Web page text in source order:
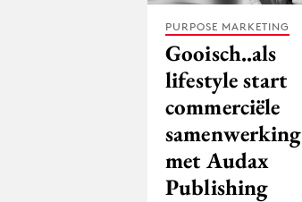
PURPOSE MARKETING
Gooisch..als
lifestyle start
commerciële
samenwerking
met Audax
Publishing